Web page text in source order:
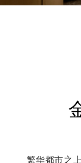
繁华都市之